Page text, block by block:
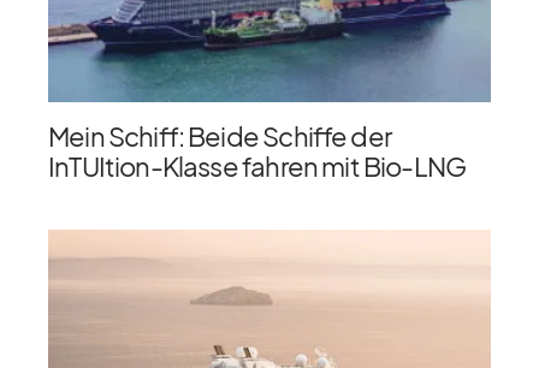
Mein Schiff: Beide Schiffe der
InTUItion-Klasse fahren mit Bio-LNG